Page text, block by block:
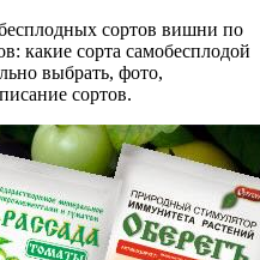
сортов вишни по
какие сорта самобесплодой
выбрать, фото,
сортов.